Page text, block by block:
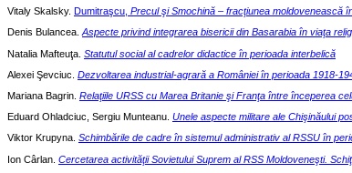
Vitaly Skalsky. Dumitraşcu, Precul şi Smochină – fracţiunea moldovenească
Denis Bulancea. Aspecte privind integrarea bisericii din Basarabia în viaţa
Natalia Mafteuţa. Statutul social al cadrelor didactice în perioada interbelică
Alexei Şevciuc. Dezvoltarea industrial-agrară a României în perioada 1918-
Mariana Bagrin. Relaţiile URSS cu Marea Britanie şi Franţa între începerea
Eduard Ohladciuc, Sergiu Munteanu. Unele aspecte militare ale Chişinăului
Viktor Krupyna. Schimbările de cadre în sistemul administrativ al RSSU în
Ion Cârlan. Cercetarea activităţii Sovietului Suprem al RSS Moldoveneşti.